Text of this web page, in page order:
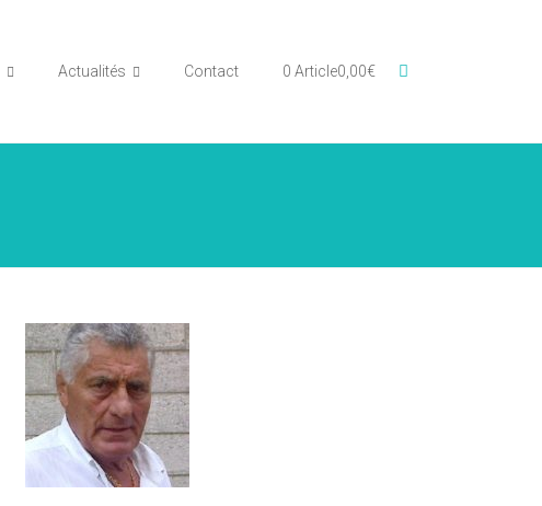
Actualités Contact 0 Article0,00€